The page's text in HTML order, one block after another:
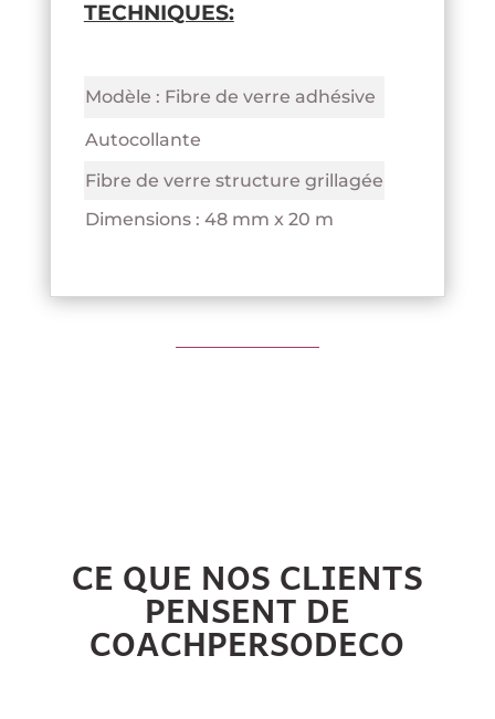
TECHNIQUES:
Modèle : Fibre de verre adhésive
Autocollante
Fibre de verre structure grillagée
Dimensions : 48 mm x 20 m
CE QUE NOS CLIENTS
PENSENT DE
COACHPERSODECO